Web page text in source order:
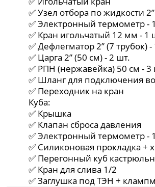
✅ Узел отбора по жидкости 2”
✅ Электронный термометр -
✅ Кран игольчатый 12 мм - 1
✅ Дефлегматор 2” (7 трубок)
✅ Царга 2” (50 см) - 2 шт.
✅ РПН (нержавейка) 50 см - 3
✅ Шланг для подключения
✅ Переходник на кран
Куба:
✅ Крышка
✅ Клапан сброса давления
✅ Электронный термометр -
✅ Силиконовая прокладка +
✅ Перегонный куб
✅ Кран для слива 1/2
✅ Заглушка под ТЭН +